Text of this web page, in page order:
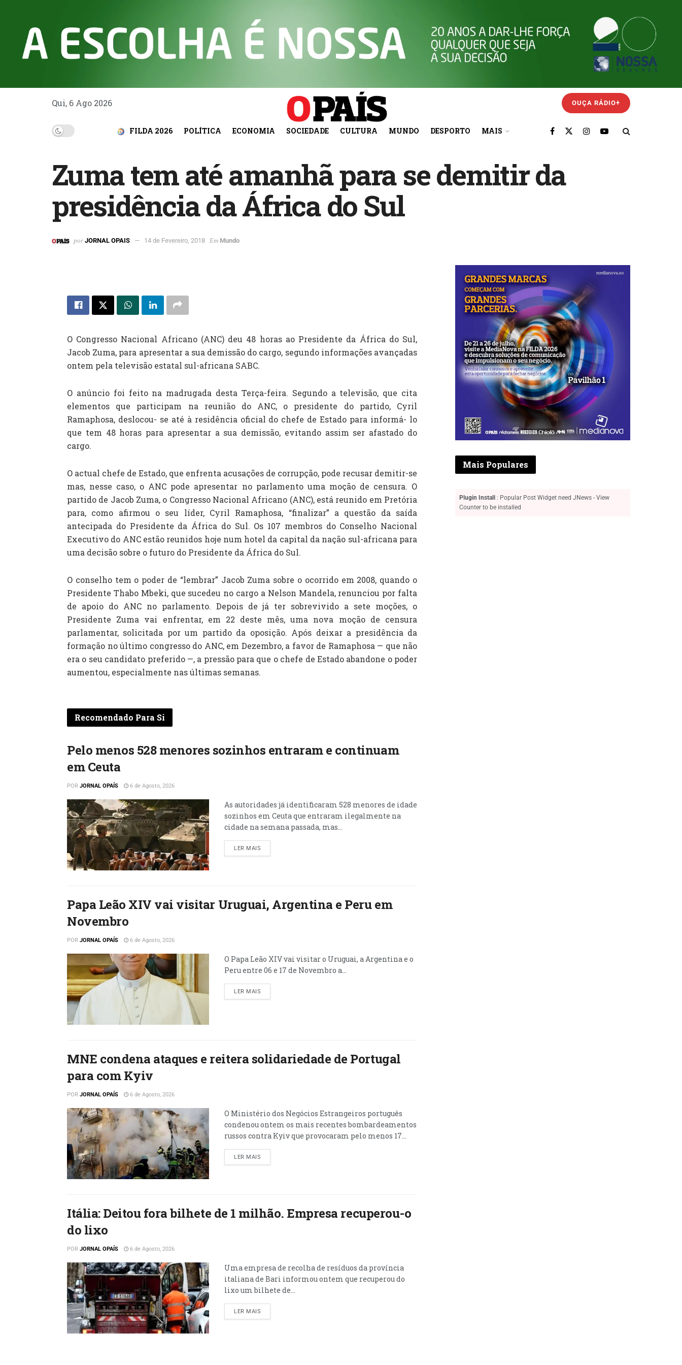
Qui, 6 Ago 2026 OUÇA RÁDIO+
FILDA 2026 POLÍTICA ECONOMIA SOCIEDADE CULTURA MUNDO DESPORTO MAIS
Zuma tem até amanhã para se demitir da
presidência da África do Sul
por JORNAL OPAIS 14 de Fevereiro, 2018 Em Mundo
O Congresso Nacional Africano (ANC) deu 48 horas ao Presidente da África do Sul,
Jacob Zuma, para apresentar a sua demissão do cargo, segundo informações avançadas
ontem pela televisão estatal sul-africana SABC.
O anúncio foi feito na madrugada desta Terça-feira. Segundo a televisão, que cita
elementos que participam na reunião do ANC, o presidente do partido, Cyril
Ramaphosa, deslocou- se até à residência oficial do chefe de Estado para informá- lo
que tem 48 horas para apresentar a sua demissão, evitando assim ser afastado do
cargo.
O actual chefe de Estado, que enfrenta acusações de corrupção, pode recusar demitir-se
mas, nesse caso, o ANC pode apresentar no parlamento uma moção de censura. O
partido de Jacob Zuma, o Congresso Nacional Africano (ANC), está reunido em Pretória
para, como afirmou o seu líder, Cyril Ramaphosa, “finalizar” a questão da saída
antecipada do Presidente da África do Sul. Os 107 membros do Conselho Nacional
Executivo do ANC estão reunidos hoje num hotel da capital da nação sul-africana para
uma decisão sobre o futuro do Presidente da África do Sul.
O conselho tem o poder de “lembrar” Jacob Zuma sobre o ocorrido em 2008, quando o
Presidente Thabo Mbeki, que sucedeu no cargo a Nelson Mandela, renunciou por falta
de apoio do ANC no parlamento. Depois de já ter sobrevivido a sete moções, o
Presidente Zuma vai enfrentar, em 22 deste mês, uma nova moção de censura
parlamentar, solicitada por um partido da oposição. Após deixar a presidência da
formação no último congresso do ANC, em Dezembro, a favor de Ramaphosa — que não
era o seu candidato preferido —, a pressão para que o chefe de Estado abandone o poder
aumentou, especialmente nas últimas semanas.
Recomendado Para Si
Pelo menos 528 menores sozinhos entraram e continuam
em Ceuta
POR JORNAL OPAÍS 6 de Agosto, 2026
As autoridades já identificaram 528 menores de idade
sozinhos em Ceuta que entraram ilegalmente na
cidade na semana passada, mas...
LER MAIS
Papa Leão XIV vai visitar Uruguai, Argentina e Peru em
Novembro
POR JORNAL OPAÍS 6 de Agosto, 2026
O Papa Leão XIV vai visitar o Uruguai, a Argentina e o
Peru entre 06 e 17 de Novembro a...
LER MAIS
MNE condena ataques e reitera solidariedade de Portugal
para com Kyiv
POR JORNAL OPAÍS 6 de Agosto, 2026
O Ministério dos Negócios Estrangeiros português
condenou ontem os mais recentes bombardeamentos
russos contra Kyiv que provocaram pelo menos 17...
LER MAIS
Itália: Deitou fora bilhete de 1 milhão. Empresa recuperou-o
do lixo
POR JORNAL OPAÍS 6 de Agosto, 2026
Uma empresa de recolha de resíduos da província
italiana de Bari informou ontem que recuperou do
lixo um bilhete de...
LER MAIS
Mais Populares
Plugin Install
: Popular Post Widget need JNews - View
Counter to be installed